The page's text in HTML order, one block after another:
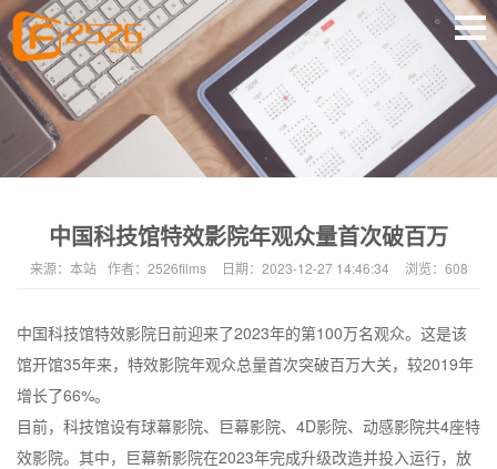
中国科技馆特效影院年观众量首次破百万
来源： 本站 作者： 2526films 日期： 2023-12-27 14:46:34 浏览： 608
中国科技馆特效影院日前迎来了2023年的第100万名观众。这是该
馆开馆35年来，特效影院年观众总量首次突破百万大关，较2019年
增长了66%。
目前，科技馆设有球幕影院、巨幕影院、4D影院、动感影院共4座特
效影院。其中，巨幕新影院在2023年完成升级改造并投入运行，放